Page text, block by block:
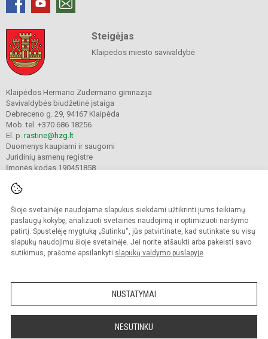
Šioje svetainėje naudojame slapukus siekdami užtikrinti jums teikiamų
paslaugų kokybę, analizuoti svetainės naudojimą ir optimizuoti naršymo
patirtį. Spustelėję mygtuką „Sutinku“, jūs patvirtinate, kad sutinkate su visų
slapukų naudojimu šioje svetainėje. Jei norite atšaukti arba pakeisti savo
sutikimus, prašome apsilankyti slapukų valdymo puslapyje.
NUSTATYMAI
NESUTINKU
Steigėjas
Klaipėdos miesto savivaldybė
Klaipėdos Hermano Zudermano gimnazija
Savivaldybės biudžetinė įstaiga
Debreceno g. 29, 94167 Klaipėda
Mob. tel. +370 686 18256
El. p. rastine@hzg.lt
Duomenys kaupiami ir saugomi
Juridinių asmenų registre
Įmonės kodas 190451858
© 2022. Klaipėdos Hermano Zudermano gimnazija. Visos teisės saugomos.
Kopijuoti turinį be raštiško gimnazijos sutikimo griežtai draudžiama.
Prieinamumo paraiška Slapukų valdymas
Sumanus būdas atnaujinti